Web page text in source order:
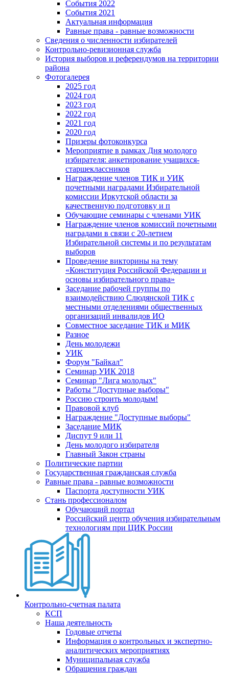
События 2022
События 2021
Актуальная информация
Равные права - равные возможности
Сведения о численности избирателей
Контрольно-ревизионная служба
История выборов и референдумов на территории
района
Фотогалерея
2025 год
2024 год
2023 год
2022 год
2021 год
2020 год
Призеры фотоконкурса
Мероприятие в рамках Дня молодого
избирателя: анкетирование учащихся-
старшеклассников
Награждение членов ТИК и УИК
почетными наградами Избирательной
комиссии Иркутской области за
качественную подготовку и п
Обучающие семинары с членами УИК
Награждение членов комиссий почетными
наградами в связи с 20-летием
Избирательной системы и по результатам
выборов
Проведение викторины на тему
«Конституция Российской Федерации и
основы избирательного права»
Заседание рабочей группы по
взаимодействию Слюдянской ТИК с
местными отделениями общественных
организаций инвалидов ИО
Совместное заседание ТИК и МИК
Разное
День молодежи
УИК
Форум "Байкал"
Семинар УИК 2018
Семинар "Лига молодых"
Работы "Доступные выборы"
Россию строить молодым!
Правовой клуб
Награждение "Доступные выборы"
Заседание МИК
Диспут 9 или 11
День молодого избирателя
Главный Закон страны
Политические партии
Государственная гражданская служба
Равные права - равные возможности
Паспорта доступности УИК
Стань профессионалом
Обучающий портал
Российский центр обучения избирательным
технологиям при ЦИК России
Контрольно-счетная палата
КСП
Наша деятельность
Годовые отчеты
Информация о контрольных и экспертно-
аналитических мероприятиях
Муниципальная служба
Обращения граждан